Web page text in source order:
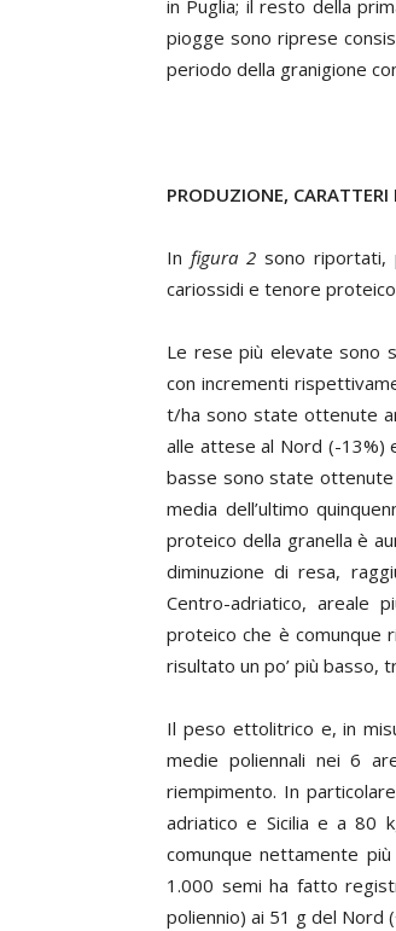
in Puglia; il resto della
piogge sono riprese
periodo della granigione
PRODUZIONE, CARATTERI
Infigura 2 sono riportati,
cariossidi e tenore
Le rese più elevate sono
con incrementi
t/ha sono state ottenute
alle attese al Nord (-13%)
basse sono state ottenute
media dell’ultimo
proteico della granella è
diminuzione di resa,
Centro-adriatico, areale
proteico che è comunque
risultato un po’ più basso,
Il peso ettolitrico e, in
medie poliennali nei 6
riempimento. In
adriatico e Sicilia e a 80
comunque nettamente
1.000 semi ha fatto
poliennio) ai 51 g del Nord